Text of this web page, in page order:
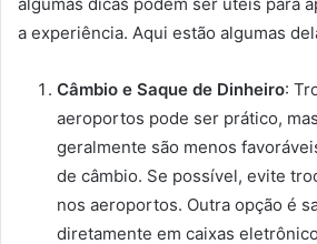
a experiência. Aqui estão algumas
Câmbio e Saque de Dinheiro:
aeroportos pode ser prático,
geralmente são menos
de câmbio. Se possível, evite
nos aeroportos. Outra opção é
diretamente em caixas